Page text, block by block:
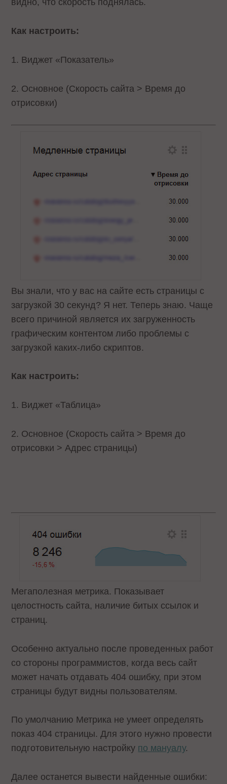
видно, что скорость поднялась.
Как настроить:
1. Виджет «Показатель»
2. Основное (Скорость сайта > Время до
отрисовки)
Вы знали, что у вас на сайте есть страницы с
загрузкой 30 секунд? Я нет. Теперь знаю. Чаще
всего причиной является их загруженность
графическим контентом либо проблемы с
загрузкой каких-либо скриптов.
Как настроить:
1. Виджет «Таблица»
2. Основное (Скорость сайта > Время до
отрисовки > Адрес страницы)
Мегаполезная метрика. Показывает
целостность сайта, наличие битых ссылок и
страниц.
Особенно актуально после проведенных работ
со стороны программистов, когда весь сайт
может начать отдавать 404 ошибку, при этом
страницы будут видны пользователям.
По умолчанию Метрика не умеет определять
показ 404 страницы. Для этого нужно провести
подготовительную настройку по мануалу.
Далее останется вывести найденные ошибки: